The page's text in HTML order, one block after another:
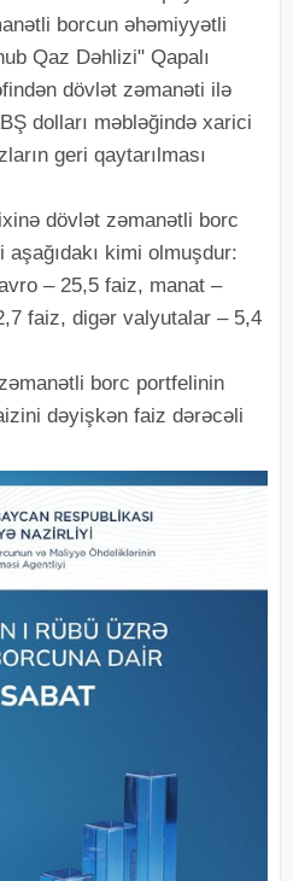
borcun əhəmiyyətli
Qaz Dəhlizi" Qapalı
dövlət zəmanəti ilə
dolları məbləğində xarici
geri qaytarılması
dövlət zəmanətli borc
kimi olmuşdur:
– 25,5 faiz, manat –
faiz, digər valyutalar – 5,4
borc portfelinin
dəyişkən faiz dərəcəli